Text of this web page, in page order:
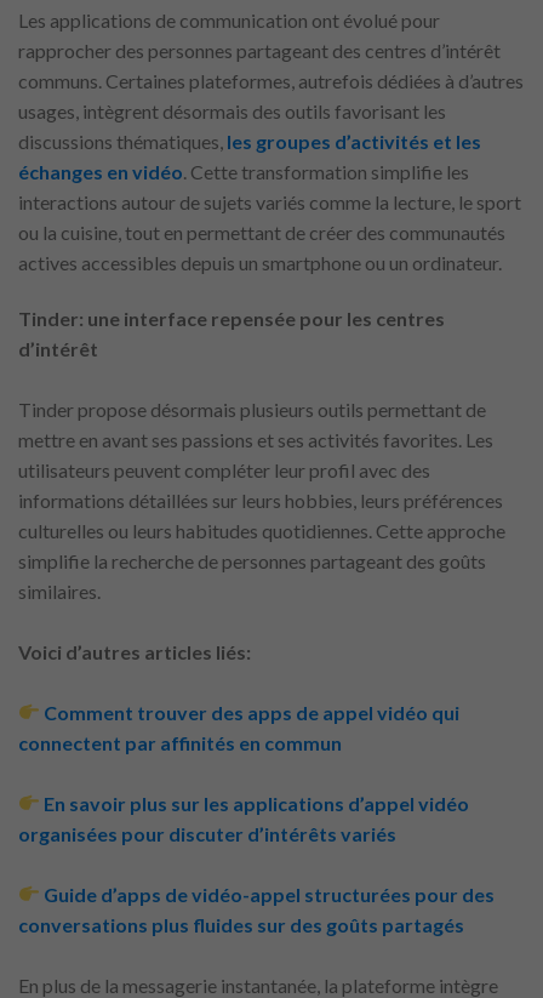
Les applications de communication ont évolué pour
rapprocher des personnes partageant des centres d’intérêt
communs. Certaines plateformes, autrefois dédiées à d’autres
usages, intègrent désormais des outils favorisant les
discussions thématiques, les groupes d’activités et les
échanges en vidéo. Cette transformation simplifie les
interactions autour de sujets variés comme la lecture, le sport
ou la cuisine, tout en permettant de créer des communautés
actives accessibles depuis un smartphone ou un ordinateur.
Tinder: une interface repensée pour les centres
d’intérêt
Tinder propose désormais plusieurs outils permettant de
mettre en avant ses passions et ses activités favorites. Les
utilisateurs peuvent compléter leur profil avec des
informations détaillées sur leurs hobbies, leurs préférences
culturelles ou leurs habitudes quotidiennes. Cette approche
simplifie la recherche de personnes partageant des goûts
similaires.
Voici d’autres articles liés:
Comment trouver des apps de appel vidéo qui
connectent par affinités en commun
En savoir plus sur les applications d’appel vidéo
organisées pour discuter d’intérêts variés
Guide d’apps de vidéo-appel structurées pour des
conversations plus fluides sur des goûts partagés
En plus de la messagerie instantanée, la plateforme intègre